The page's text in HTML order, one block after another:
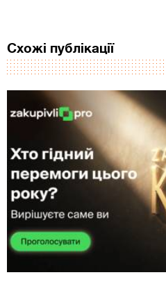
Схожі публікації